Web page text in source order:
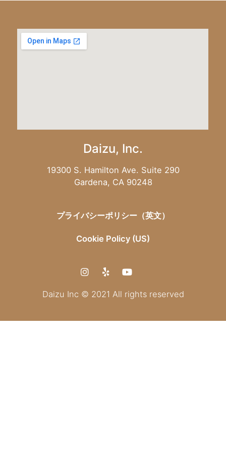
Daizu, Inc.
19300 S. Hamilton Ave. Suite 290
Gardena, CA 90248
プライバシーポリシー（英文）
Cookie Policy (US)
Daizu Inc © 2021 All rights reserved